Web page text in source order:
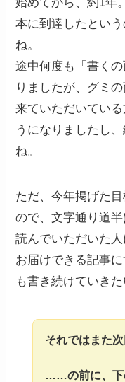
本に到達したとい
ね。
途中何度も「書く
りましたが、グミ
来ていただいてい
うになりましたし
ね。
ただ、今年掲げた
ので、文字通り道半
読んでいただいた
お届けできる記事
も書き続けていきた
それではまた次
……の前に、下